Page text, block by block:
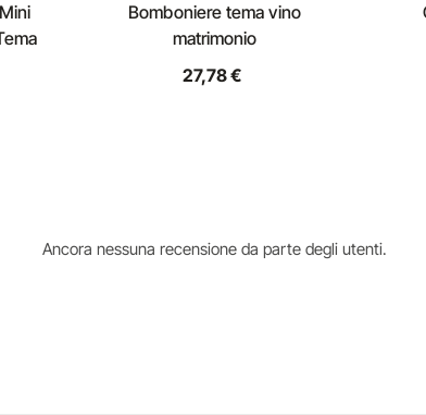
Bomboniere tema vino
matrimonio
27,78 €
Ancora nessuna recensione da parte degli utenti.